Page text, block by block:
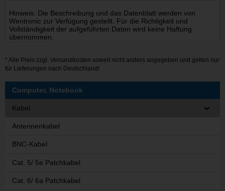
Hinweis: Die Beschreibung und das Datenblatt werden von
Wentronic zur Verfügung gestellt. Für die Richtigkeit und
Vollständigkeit der aufgeführten Daten wird keine Haftung
übernommen.
* Alle Preis zzgl. Versandkosten soweit nicht anders angegeben und gelten nur
für Lieferungen nach Deutschland!
Computer, Notebook
Kabel
Antennenkabel
BNC-Kabel
Cat. 5/ 5e Patchkabel
Cat. 6/ 6a Patchkabel